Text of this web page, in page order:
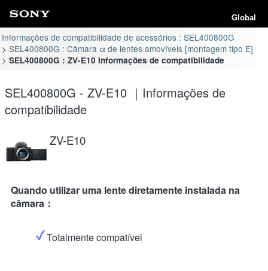
Global
Informações de compatibilidade de acessórios : SEL400800G
SEL400800G : Câmara α de lentes amovíveis [montagem tipo E]
SEL400800G : ZV-E10 Informações de compatibilidade
SEL400800G - ZV-E10 ｜Informações de
compatibilidade
ZV-E10
Quando utilizar uma lente diretamente instalada na
câmara：
Totalmente compatível